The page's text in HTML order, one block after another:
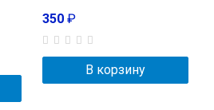
350 ₽
В корзину